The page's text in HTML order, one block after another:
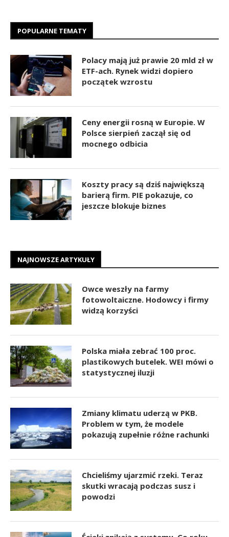
POPULARNE TEMATY
Polacy mają już prawie 20 mld zł w
ETF-ach. Rynek widzi dopiero
początek wzrostu
Ceny energii rosną w Europie. W
Polsce sierpień zaczął się od
mocnego odbicia
Koszty pracy są dziś największą
barierą firm. PIE pokazuje, co
jeszcze blokuje biznes
NAJNOWSZE ARTYKUŁY
Owce weszły na farmy
fotowoltaiczne. Hodowcy i firmy
widzą korzyści
Polska miała zebrać 100 proc.
plastikowych butelek. WEI mówi o
statystycznej iluzji
Zmiany klimatu uderzą w PKB.
Problem w tym, że modele
pokazują zupełnie różne rachunki
Chcieliśmy ujarzmić rzeki. Teraz
skutki wracają podczas susz i
powodzi